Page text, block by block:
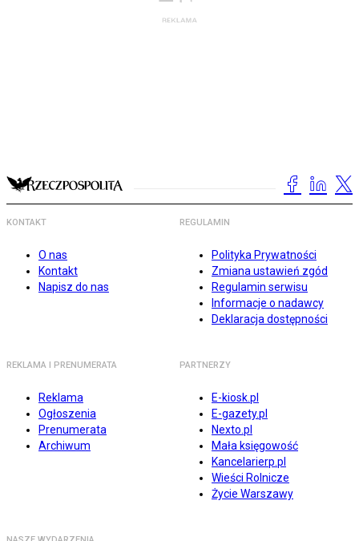
KONTAKT
O nas
Kontakt
Napisz do nas
REGULAMIN
Polityka Prywatności
Zmiana ustawień zgód
Regulamin serwisu
Informacje o nadawcy
Deklaracja dostępności
REKLAMA I PRENUMERATA
Reklama
Ogłoszenia
Prenumerata
Archiwum
PARTNERZY
E-kiosk.pl
E-gazety.pl
Nexto.pl
Mała księgowość
Kancelarierp.pl
Wieści Rolnicze
Życie Warszawy